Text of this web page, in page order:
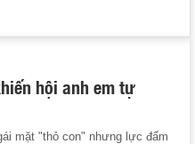
hội anh em tự
mặt "thỏ con" nhưng lực đấm